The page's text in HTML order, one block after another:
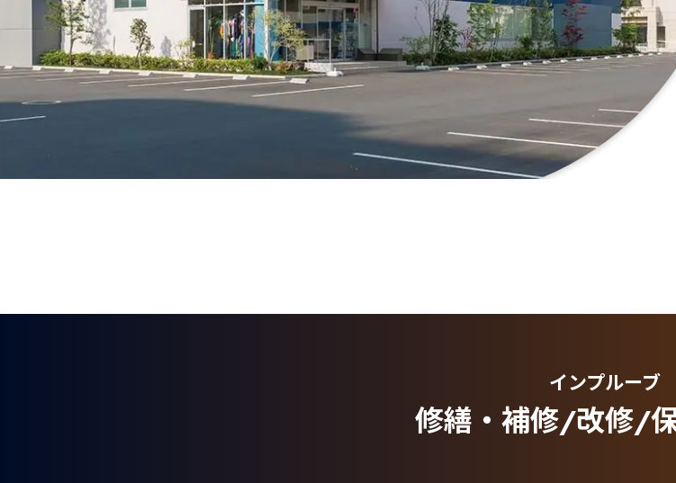
インプルーブ
修繕・補修/改修/